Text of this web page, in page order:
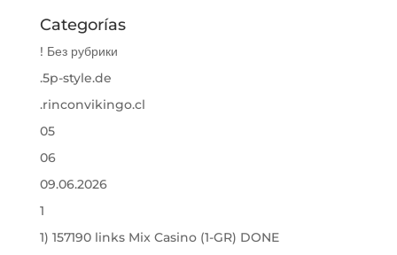
Categorías
! Без рубрики
.5p-style.de
.rinconvikingo.cl
05
06
09.06.2026
1
1) 157190 links Mix Casino (1-GR) DONE